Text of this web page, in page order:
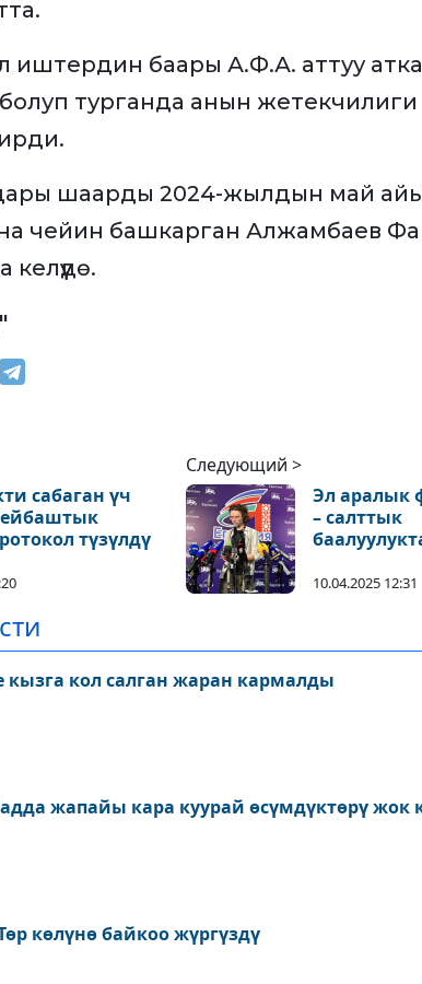
иштердин баары А.Ф.А. аттуу
турганда анын
шаарды 2024-жылдын май
чейин башкарган Алжамбаев
сабаган үч
түзүлдү
Следующий >
Эл аралык
– салттык
10.04.2025 12:31
кызга кол салган жаран кармалды
жапайы кара куурай өсүмдүктөрү
көлүнө байкоо жүргүздү